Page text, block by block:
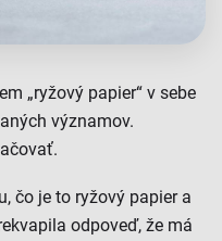
„ryžový papier“ v sebe
významov.
čo je to ryžový papier a
odpoveď, že má